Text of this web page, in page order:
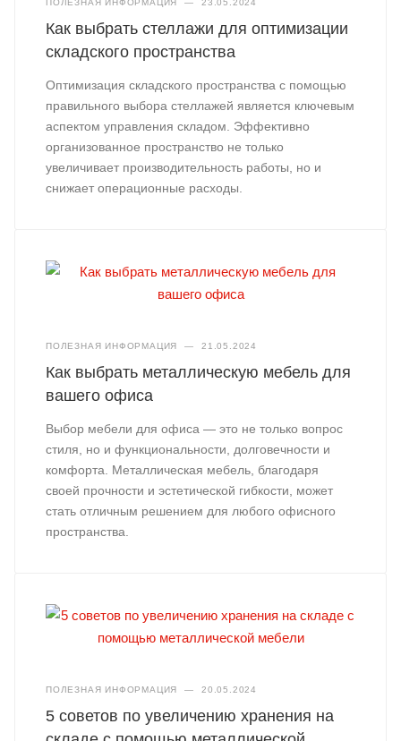
Как выбрать стеллажи для оптимизации
складского пространства
Оптимизация складского пространства с помощью
правильного выбора стеллажей является ключевым
аспектом управления складом. Эффективно
организованное пространство не только
увеличивает производительность работы, но и
снижает операционные расходы.
ПОЛЕЗНАЯ ИНФОРМАЦИЯ — 21.05.2024
Как выбрать металлическую мебель для
вашего офиса
Выбор мебели для офиса — это не только вопрос
стиля, но и функциональности, долговечности и
комфорта. Металлическая мебель, благодаря
своей прочности и эстетической гибкости, может
стать отличным решением для любого офисного
пространства.
ПОЛЕЗНАЯ ИНФОРМАЦИЯ — 20.05.2024
5 советов по увеличению хранения на